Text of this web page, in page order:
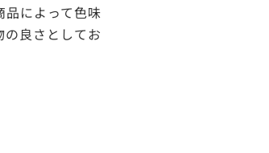
によって色味
の良さとしてお